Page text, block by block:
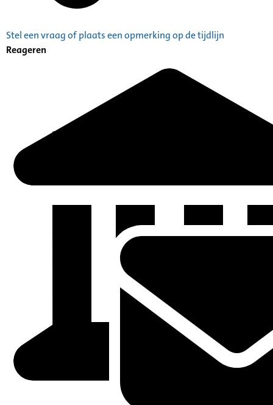
Stel een vraag of plaats een opmerking op de tijdlijn
Reageren